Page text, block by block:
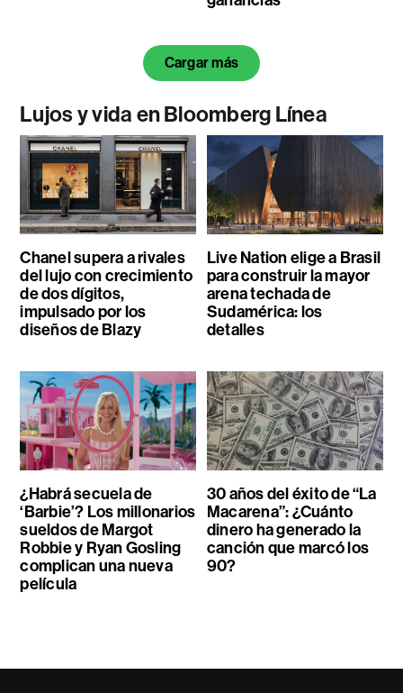
Cargar más
Lujos y vida en Bloomberg Línea
Chanel supera a rivales
del lujo con crecimiento
de dos dígitos,
impulsado por los
diseños de Blazy
Live Nation elige a Brasil
para construir la mayor
arena techada de
Sudamérica: los
detalles
¿Habrá secuela de
‘Barbie’? Los millonarios
sueldos de Margot
Robbie y Ryan Gosling
complican una nueva
película
30 años del éxito de “La
Macarena”: ¿Cuánto
dinero ha generado la
canción que marcó los
90?